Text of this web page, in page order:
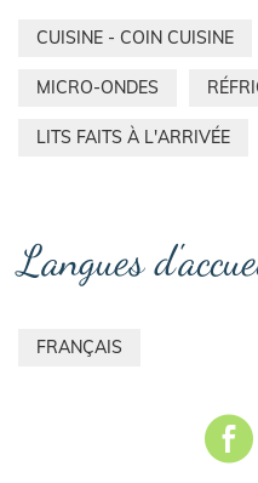
CUISINE - COIN CUISINE
MICRO-ONDES
LITS FAITS À L'ARRIVÉE
Langues
FRANÇAIS